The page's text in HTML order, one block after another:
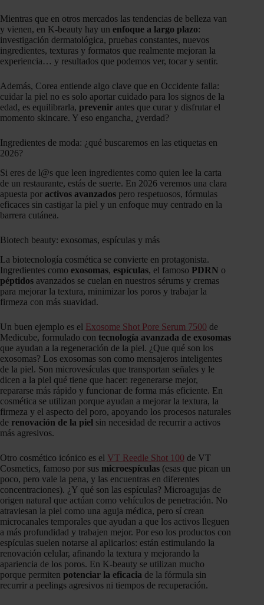
Mientras que en otros mercados las tendencias de belleza van
y vienen, en K-beauty hay un enfoque a largo plazo:
investigación dermatológica, pruebas constantes, nuevos
ingredientes, texturas y formatos que realmente mejoran la
experiencia… y resultados que podemos ver, tocar y sentir.
Además, Corea entiende algo clave que en Occidente falla:
cuidar la piel no es solo aportar cuidado para los signos de la
edad, es equilibrarla, prevenir antes que curar y disfrutar el
momento skincare. Y eso engancha, ¿verdad?
Ingredientes de moda: ¿qué buscaremos en las etiquetas en
2026?
Si eres de l@s que leen ingredientes como quien lee la carta
de un restaurante, estás de suerte. En 2026 veremos una clara
apuesta por activos avanzados pero respetuosos, fórmulas
eficaces sin castigar la piel y un enfoque muy centrado en la
barrera cutánea.
Biotech beauty: exosomas, espículas y más
La biotecnología cosmética se convierte en protagonista.
Ingredientes como exosomas, espículas, el famoso PDRN o
péptidos avanzados se cuelan en nuestros sérums y cremas
para mejorar la textura, minimizar los poros y trabajar la
firmeza con más suavidad.
Un buen ejemplo es el Exosome Shot Pore Serum 7500 de
Medicube, formulado con tecnología avanzada de exosomas
que ayudan a la regeneración de la piel. ¿Que qué son los
exosomas? Los exosomas son como mensajeros inteligentes
de la piel. Son microvesículas que transportan señales y le
dicen a la piel qué tiene que hacer: regenerarse mejor,
repararse más rápido y funcionar de forma más eficiente. En
cosmética se utilizan porque ayudan a mejorar la textura, la
firmeza y el aspecto del poro, apoyando los procesos naturales
de renovación de la piel sin necesidad de recurrir a activos
más agresivos.
Otro cosmético icónico es el VT Reedle Shot 100 de VT
Cosmetics, famoso por sus microespículas (esas que pican un
poco, pero vale la pena, y las encuentras en diferentes
concentraciones). ¿Y qué son las espículas? Microagujas de
origen natural que actúan como vehículos de penetración. No
atraviesan la piel como una aguja médica, pero sí crean
microcanales temporales que ayudan a que los activos lleguen
a más profundidad y trabajen mejor. Por eso los productos con
espículas suelen notarse al aplicarlos: están estimulando la
renovación celular, afinando la textura y mejorando la
apariencia de los poros. En K-beauty se utilizan mucho
porque permiten potenciar la eficacia de la fórmula sin
recurrir a peelings agresivos ni tiempos de recuperación.